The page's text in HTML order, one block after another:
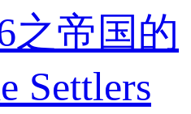
之帝国的
Settlers